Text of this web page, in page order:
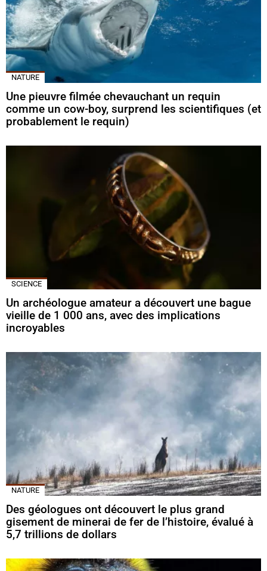
NATURE
Une pieuvre filmée chevauchant un requin
comme un cow-boy, surprend les scientifiques (et
probablement le requin)
SCIENCE
Un archéologue amateur a découvert une bague
vieille de 1 000 ans, avec des implications
incroyables
NATURE
Des géologues ont découvert le plus grand
gisement de minerai de fer de l’histoire, évalué à
5,7 trillions de dollars